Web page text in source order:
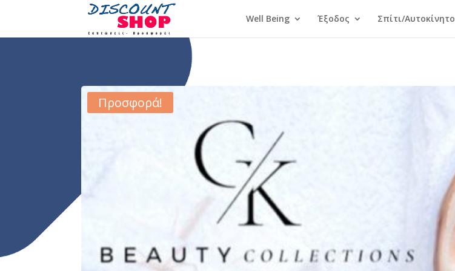
Well Being Έξοδος Σπίτι/Αυτοκίνητο
Προσφορά!